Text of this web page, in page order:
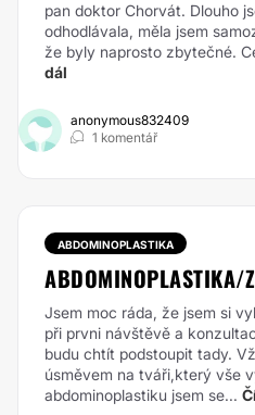
pan doktor Chorvát. Dlouho
odhodlávala, měla jsem
že byly naprosto zbytečné.
dál
anonymous832409
1 komentář
ABDOMINOPLASTIKA
ABDOMINOPLASTIKA/
Jsem moc ráda, že jsem si
při prvni návštěvě a
budu chtít podstoupit tady.
úsměvem na tváři,který vše
abdominoplastiku jsem se...